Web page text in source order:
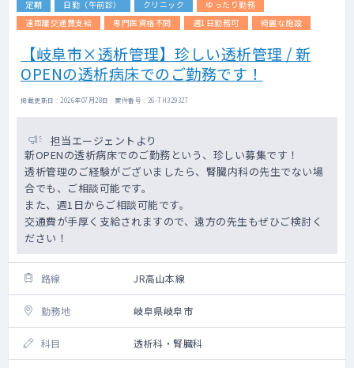
定期 日勤（午前診） クリニック
ゆったり勤務
遠距離交通費支給
専門医資格不問 週1日勤務可 綺麗な施設
【岐阜市×透析管理】珍しい透析管理 / 新
OPENの透析病床でのご勤務です！
掲載更新日 : 2026年07月28日 案件番号 : 26-TH329327
担当エージェントより
新OPENの透析病床でのご勤務という、珍しい募集です！
透析管理のご経験がございましたら、腎臓内科の先生でない場
合でも、ご相談可能です。
また、週1日からご相談可能です。
交通費が手厚く支給されますので、遠方の先生もぜひご検討く
ださい！
路線 JR高山本線
勤務地 岐阜県岐阜市
科目 透析科・腎臓科